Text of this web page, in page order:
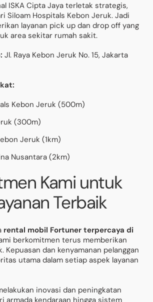
ISKA Cipta Jaya terletak strategis,
Siloam Hospitals Kebon Jeruk. Jadi
layanan pick up dan drop off yang
area sekitar rumah sakit.
Jl. Raya Kebon Jeruk No. 15, Jakarta
Kebon Jeruk (500m)
(300m)
Jeruk (1km)
Nusantara (2km)
Kami untuk
Terbaik
rental mobil Fortuner terpercaya di
berkomitmen terus memberikan
Kepuasan dan kenyamanan pelanggan
utama dalam setiap aspek layanan
inovasi dan peningkatan
armada kendaraan hingga sistem